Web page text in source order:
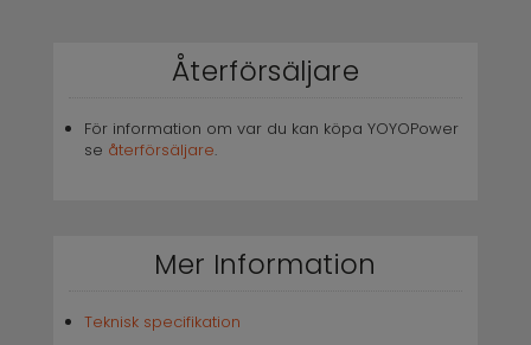
Återförsäljare
För information om var du kan köpa YOYOPower
se återförsäljare.
Mer Information
Teknisk specifikation